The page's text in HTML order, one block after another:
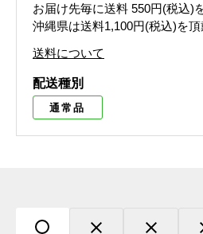
お届け先毎に送料 550円(税込)
沖縄県は送料1,100円(税込)を頂
送料について
配送種別
通常品